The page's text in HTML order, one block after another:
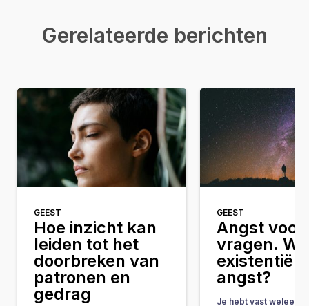
Gerelateerde berichten
GEEST
Hoe inzicht kan
leiden tot het
doorbreken van
patronen en
gedrag
GEEST
Angst voor
vragen.
existentiële
angst?
Je hebt vast weleens